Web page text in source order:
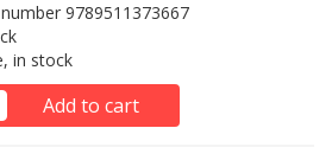
9789511373667
in stock
Add to cart